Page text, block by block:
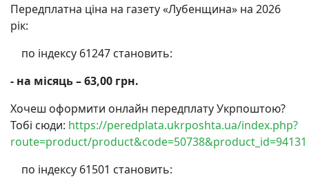
Передплатна ціна на газету «Лубенщина» на 2026
рік:
по індексу 61247 становить:
- на місяць – 63,00 грн.
Хочеш оформити онлайн передплату Укрпоштою?
Тобі сюди: https://peredplata.ukrposhta.ua/index.php?
route=product/product&code=50738&product_id=94131
по індексу 61501 становить: